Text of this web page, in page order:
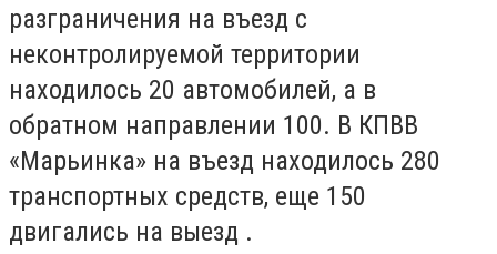
разграничения на въезд с
неконтролируемой территории
находилось 20 автомобилей, а в
обратном направлении 100. В КПВВ
«Марьинка» на въезд находилось 280
транспортных средств, еще 150
двигались на выезд .